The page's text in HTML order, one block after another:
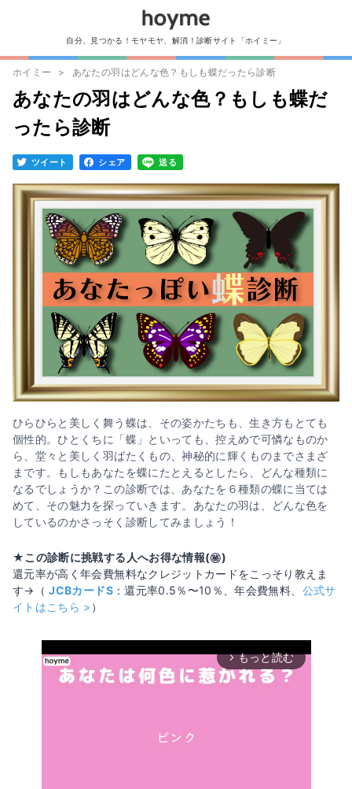
自分、見つかる！モヤモヤ、解消！診断サイト「ホイミー」
ホイミー あなたの羽はどんな色？もしも蝶だったら診断
あなたの羽はどんな色？もしも蝶だ
ったら診断
ツイート シェア 送る
ひらひらと美しく舞う蝶は、その姿かたちも、生き方もとても
個性的。ひとくちに「蝶」といっても、控えめで可憐なものか
ら、堂々と美しく羽ばたくもの、神秘的に輝くものまでさまざ
まです。もしもあなたを蝶にたとえるとしたら、どんな種類に
なるでしょうか？この診断では、あなたを６種類の蝶に当ては
めて、その魅力を探っていきます。あなたの羽は、どんな色を
しているのかさっそく診断してみましょう！
★この診断に挑戦する人へお得な情報(㊙️)
還元率が高く年会費無料なクレジットカードをこっそり教えま
す→（JCBカードS：還元率0.5％〜10％、年会費無料、 公式サ
イトはこちら > ）
arrow_forward_ios もっと読む